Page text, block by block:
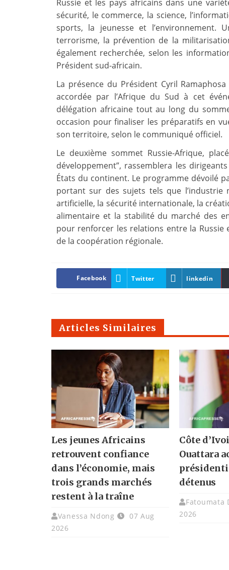
Russie et les pays africains dans une
sécurité, le commerce, la science,
sports, la jeunesse et l’environnement.
terrorisme, la prévention de la
également recherchée, selon les
Président sud-africain.
La présence du Président Cyril
accordée par l’Afrique du Sud à cet
délégation africaine tout au long du
occasion pour finaliser les préparatifs en
son territoire, selon le communiqué officiel.
Le deuxième sommet Russie-Afrique,
développement”, rassemblera les
États du continent. Le programme dévoilé
portant sur des sujets tels que l’industrie
artificielle, la sécurité internationale, la
alimentaire et la stabilité du marché des
pour renforcer les relations entre la Russie
de la coopération régionale.
Facebook Twitter linkedin
Articles Similaires
Les jeunes Africains
retrouvent confiance
dans l’économie, mais
trois grands marchés
restent à la traîne
Vanessa Ndong
07 Aug
2026
Côte
Ouattara
détenus
Fatoumata
2026